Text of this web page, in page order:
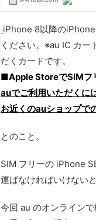
iPhone 8以降の
ください。※au IC カ
だくカードです。
■Apple StoreでSIMフ
auでご利用いただくに
お近くのauショップで
とのこと。
SIM フリーの iPhone
運ばなければいけない
今回 au のオンライン